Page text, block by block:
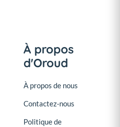
À propos
d'Oroud
À propos de nous
Contactez-nous
Politique de